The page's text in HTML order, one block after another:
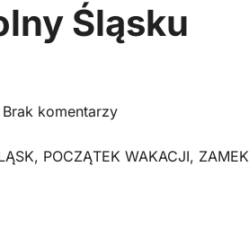
Śląsku
Brak komentarzy
, POCZĄTEK WAKACJI, ZAMEK